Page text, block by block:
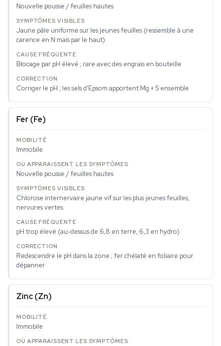
Nouvelle pousse / feuilles hautes
Jaune pâle uniforme sur les jeunes feuilles (ressemble à une
carence en N mais par le haut)
Blocage par pH élevé ; rare avec des engrais en bouteille
Corriger le pH ; les sels d'Epsom apportent Mg + S ensemble
Fer (Fe)
Immobile
Nouvelle pousse / feuilles hautes
Chlorose internervaire jaune vif sur les plus jeunes feuilles,
nervures vertes
pH trop élevé (au-dessus de 6,8 en terre, 6,3 en hydro)
Redescendre le pH dans la zone ; fer chélaté en foliaire pour
dépanner
Zinc (Zn)
Immobile